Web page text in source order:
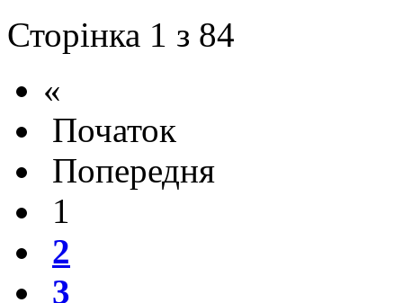
Сторінка 1 з 84
«
Початок
Попередня
1
2
3